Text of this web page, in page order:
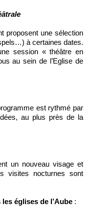
proposent une sélection
à certaines dates.
session « théâtre en
au sein de l’Eglise de
est rythmé par
au plus près de la
un nouveau visage et
visites nocturnes sont
églises de l’Aube :